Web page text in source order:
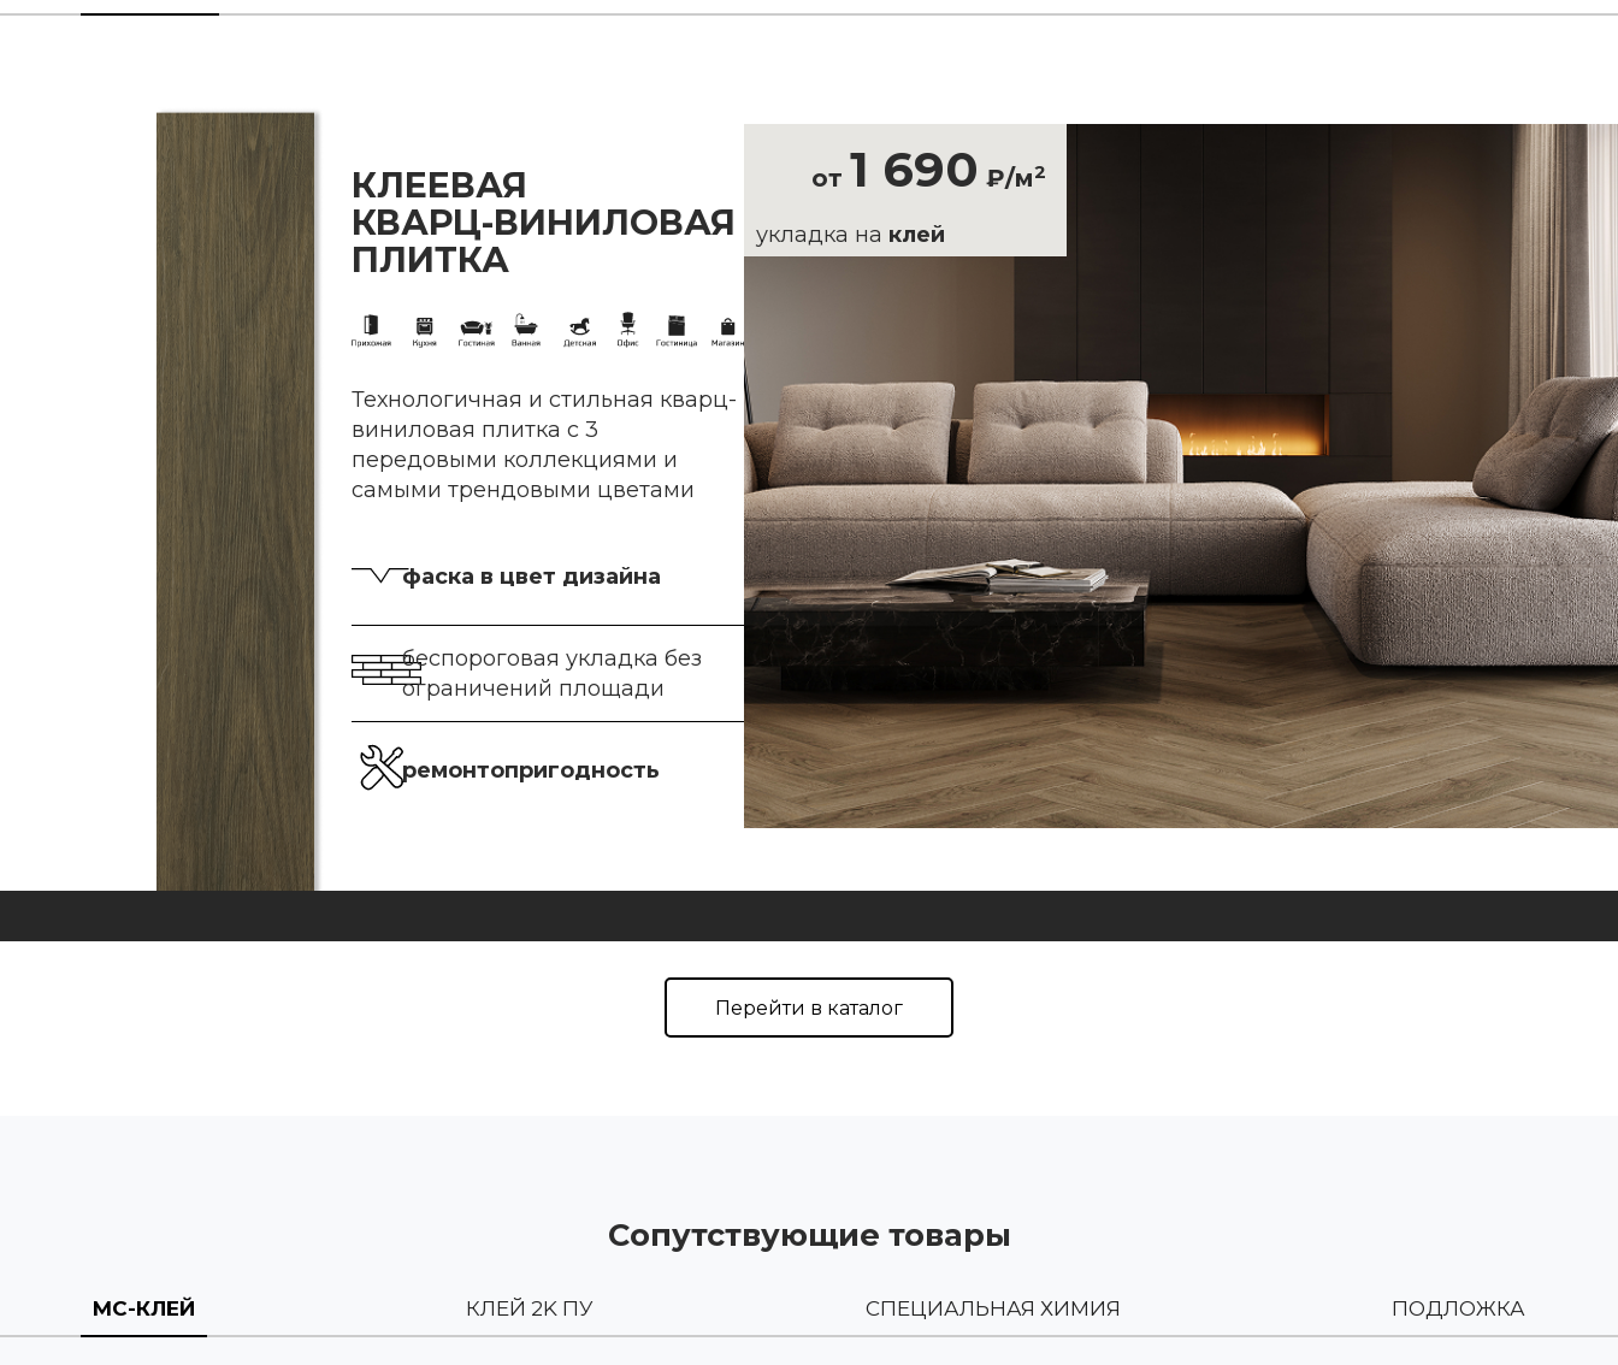
КЛЕЕВАЯ
КВАРЦ-ВИНИЛОВАЯ
ПЛИТКА
Технологичная и стильная кварц-
виниловая плитка с 3
передовыми коллекциями и
самыми трендовыми цветами
фаска в цвет дизайна
беспороговая укладка без
ограничений площади
ремонтопригодность
от 1 690 ₽/м2
укладка на клей
Перейти в каталог
Сопутствующие товары
МС-КЛЕЙ КЛЕЙ 2K ПУ СПЕЦИАЛЬНАЯ ХИМИЯ ПОДЛОЖКА